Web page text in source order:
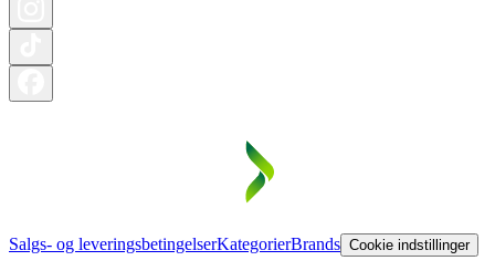
Salgs- og leveringsbetingelserKategorierBrands Cookie indstillinger